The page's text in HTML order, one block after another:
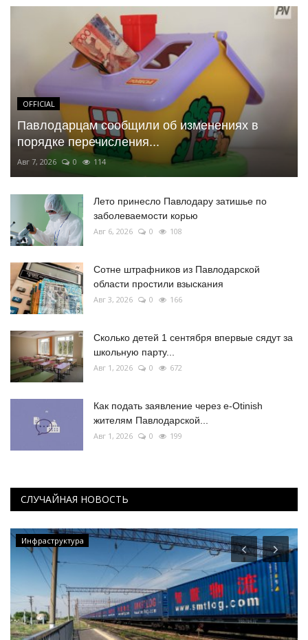
OFFICIAL
Павлодарцам сообщили об изменениях в
порядке перечисления...
Авг 7, 2026 0 114
Лето принесло Павлодару затишье по
заболеваемости корью
Авг 6, 2026 0 108
Сотне штрафников из Павлодарской
области простили взыскания
Авг 3, 2026 0 166
Сколько детей 1 сентября впервые сядут за
школьную парту...
Авг 1, 2026 0 672
Как подать заявление через e-Otinish
жителям Павлодарской...
Авг 1, 2026 0 199
СЛУЧАЙНАЯ НОВОСТЬ
Инфраструктура